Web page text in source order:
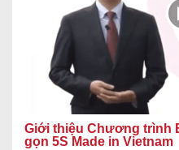
Giới thiệu Chương trình
gọn 5S Made in Vietnam